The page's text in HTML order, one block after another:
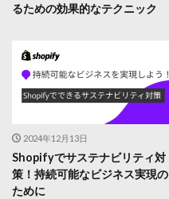
るための効果的なテクニック
2024年12月13日
Shopifyでサステナビリティ対
策！持続可能なビジネス実現の
ために